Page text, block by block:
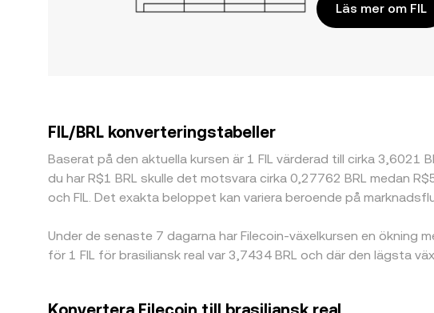
Läs mer om FIL
FIL/BRL konverteringstabeller
Baserat på den aktuella kursen är 1 FIL värderad till cirka 3,6021
du har R$1 BRL skulle det motsvara cirka 0,27762 BRL medan
och FIL. Det exakta beloppet kan variera beroende på
Under de senaste 7 dagarna har Filecoin-växelkursen en ökning
för 1 FIL för brasiliansk real var 3,7434 BRL och där den lägsta